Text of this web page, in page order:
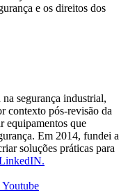
e os direitos dos
segurança industrial,
contexto pós-revisão da
equipamentos que
Em 2014, fundei a
soluções práticas para
Youtube